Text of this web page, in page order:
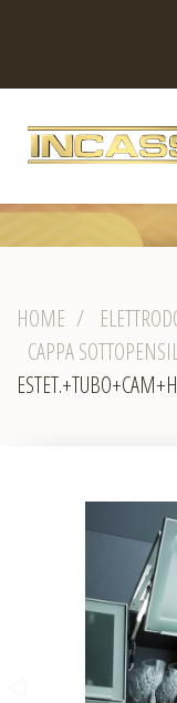
CHI
SIAMO
CANALE
DOVE
SIAMO
ASSISTENZA
VENDITA
HOME /
CAPPA